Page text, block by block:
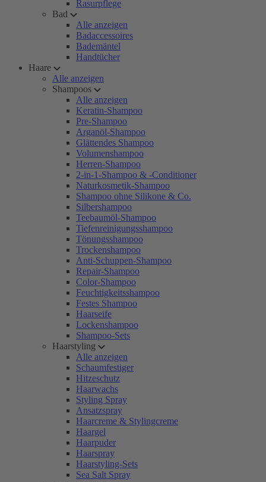
Rasurpflege
Bad
Alle anzeigen
Badaccessoires
Bademäntel
Handtücher
Haare
Alle anzeigen
Shampoos
Alle anzeigen
Keratin-Shampoo
Pre-Shampoo
Arganöl-Shampoo
Glättendes Shampoo
Volumenshampoo
Herren-Shampoo
2-in-1-Shampoo & -Conditioner
Naturkosmetik-Shampoo
Shampoo ohne Silikone & Co.
Silbershampoo
Teebaumöl-Shampoo
Tiefenreinigungsshampoo
Tönungsshampoo
Trockenshampoo
Anti-Schuppen-Shampoo
Repair-Shampoo
Color-Shampoo
Feuchtigkeitsshampoo
Festes Shampoo
Haarseife
Lockenshampoo
Shampoo-Sets
Haarstyling
Alle anzeigen
Schaumfestiger
Hitzeschutz
Haarwachs
Styling Spray
Ansatzspray
Haarcreme & Stylingcreme
Haargel
Haarpuder
Haarspray
Haarstyling-Sets
Sea Salt Spray